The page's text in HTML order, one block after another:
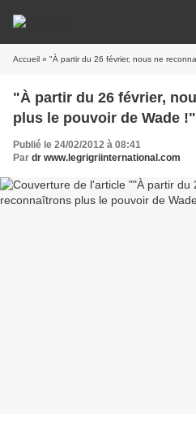
Accueil » "À partir du 26 février, nous ne
"À partir du 26 février,
plus le pouvoir de Wade
Publié le 24/02/2012 à 08:41
Par dr www.legrigriinternational.com